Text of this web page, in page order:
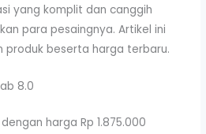
yang komplit dan canggih
para pesaingnya. Artikel ini
produk beserta harga terbaru.
8.0
harga Rp 1.875.000